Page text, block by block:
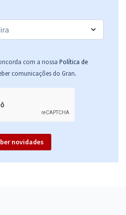
com a nossa Política de
comunicações do Gran.
novidades